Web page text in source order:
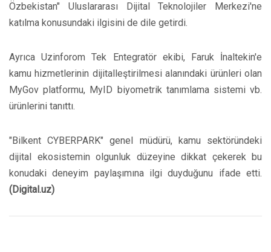
Özbekistan" Uluslararası Dijital Teknolojiler Merkezi'ne
katılma konusundaki ilgisini de dile getirdi.
Ayrıca Uzinforom Tek Entegratör ekibi, Faruk İnaltekin'e
kamu hizmetlerinin dijitalleştirilmesi alanındaki ürünleri olan
MyGov platformu, MyID biyometrik tanımlama sistemi vb.
ürünlerini tanıttı.
"Bilkent CYBERPARK" genel müdürü, kamu sektöründeki
dijital ekosistemin olgunluk düzeyine dikkat çekerek bu
konudaki deneyim paylaşımına ilgi duyduğunu ifade etti.
(Digital.uz)